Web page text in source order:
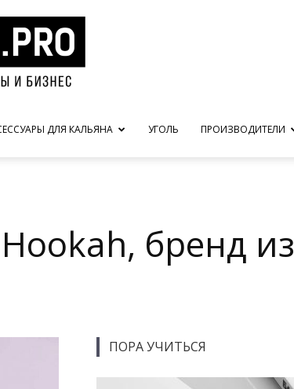
ДЛЯ КАЛЬЯНА УГОЛЬ ПРОИЗВОДИТЕЛИ
бренд из
ПОРА УЧИТЬСЯ